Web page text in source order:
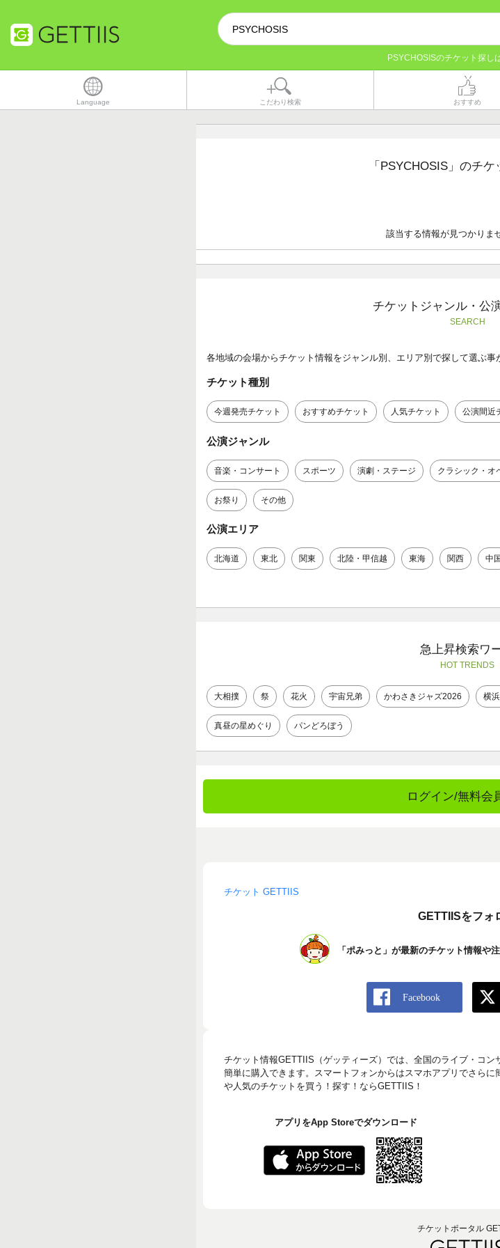
PSYCHOSISのチケット探し
Language こだわり検索 おすすめ
「PSYCHOSIS」のチ
該当する情報が見つかりま
チケットジャンル・公
SEARCH
各地域の会場からチケット情報をジャンル別、エリア別で探して選ぶ事
チケット種別
今週発売チケット おすすめチケット 人気チケット 公演間近
公演ジャンル
音楽・コンサート スポーツ 演劇・ステージ クラシック・オ
お祭り その他
公演エリア
北海道 東北 関東 北陸・甲信越 東海 関西 中国
急上昇検索ワ
HOT TRENDS
大相撲 祭 花火 宇宙兄弟 かわさきジャズ2026 横
真昼の星めぐり パンどろぼう
ログイン/無料会
チケット GETTIIS
GETTIISをフォ
「ポみっと」が最新のチケット情報や
チケット情報GETTIIS（ゲッティーズ）では、全国のライブ・コ
簡単に購入できます。スマートフォンからはスマホアプリでさら
や人気のチケットを買う！探す！ならGETTIIS！
アプリをApp Storeでダウンロード
チケットポータル